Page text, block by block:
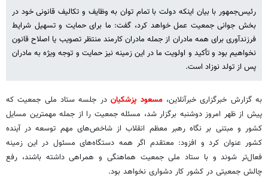
رئیس‌جمهور با بیان اینکه دولت با تمام توان به وظایف و تکالیف قانونی خود در
بخش جوانی جمعیت عمل خواهد کرد، گفت: ما برای حمایت و تسهیل شرایط
فرزندآوری برای همه مادران از جمله مادران کارمند منتظر تصویب یا اصلاح قانون
نخواهیم بود و تأکید و اولویت ما در این زمینه نیز حمایت و توجه ویژه به مادران
پس از تولد نوزاد است.
به گزارش خبرگزاری خبرآنلاین،مسعود پزشکیاندر جلسه ستاد ملی جمعیت که
پیش از ظهر امروز دوشنبه برگزار شد، مسئله جمعیت را از جمله مهمترین مسایل
کشور و مبتنی بر نگاه رهبر معظم انقلاب از شاخص‌های مهم توسعه در آینده
کشور عنوان کرد و افزود: معتقدم اگر همه دستگاه‌های مسئول در این زمینه
فعال‌تر شوند و با ستاد ملی جمعیت هماهنگی و همراهی داشته باشند، رفع
چالش جمعیتی در کشور کار دشواری نخواهد بود.